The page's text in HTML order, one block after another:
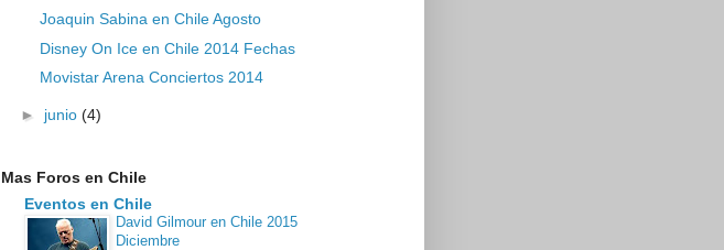
Joaquin Sabina en Chile Agosto
Disney On Ice en Chile 2014 Fechas
Movistar Arena Conciertos 2014
► junio (4)
Mas Foros en Chile
Eventos en Chile
David Gilmour en Chile 2015
Diciembre